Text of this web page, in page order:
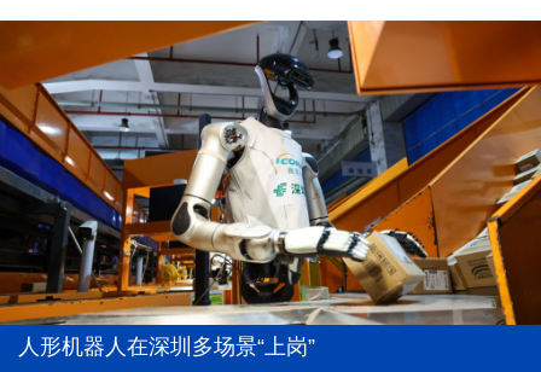
人形机器人在深圳多场景“上岗”